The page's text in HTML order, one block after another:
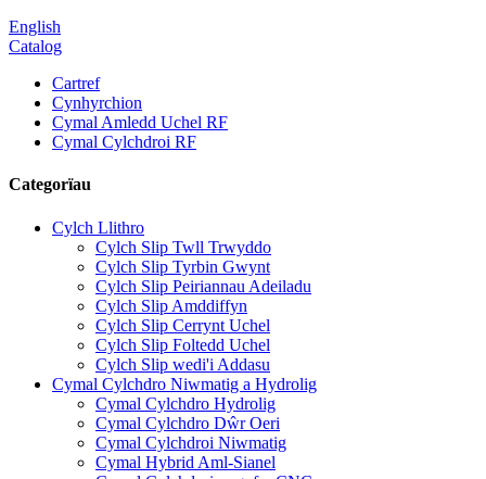
English
Catalog
Cartref
Cynhyrchion
Cymal Amledd Uchel RF
Cymal Cylchdroi RF
Categorïau
Cylch Llithro
Cylch Slip Twll Trwyddo
Cylch Slip Tyrbin Gwynt
Cylch Slip Peiriannau Adeiladu
Cylch Slip Amddiffyn
Cylch Slip Cerrynt Uchel
Cylch Slip Foltedd Uchel
Cylch Slip wedi'i Addasu
Cymal Cylchdro Niwmatig a Hydrolig
Cymal Cylchdro Hydrolig
Cymal Cylchdro Dŵr Oeri
Cymal Cylchdroi Niwmatig
Cymal Hybrid Aml-Sianel